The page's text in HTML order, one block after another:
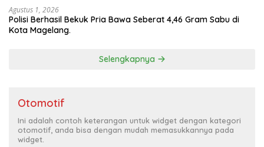
Agustus 1, 2026
Polisi Berhasil Bekuk Pria Bawa Seberat 4,46 Gram Sabu di
Kota Magelang.
Selengkapnya
Otomotif
Ini adalah contoh keterangan untuk widget dengan kategori
otomotif, anda bisa dengan mudah memasukkannya pada
widget.